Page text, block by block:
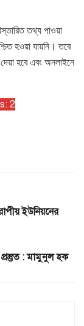
তথ্য পাওয়া
হওয়া যায়নি। তবে
হবে এবং অনলাইনে
2
ইউনিয়নের
: মামুনুল হক